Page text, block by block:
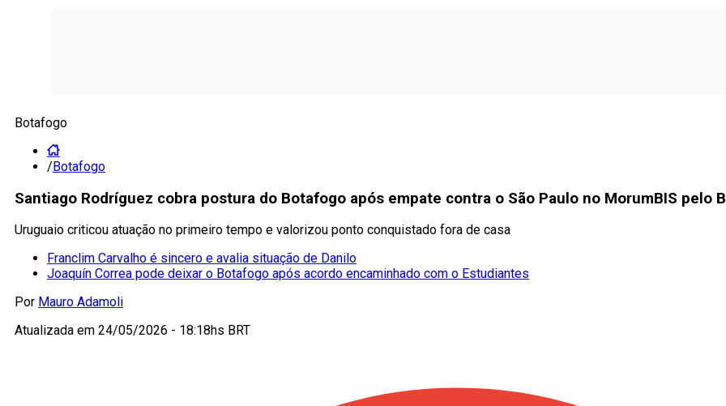
Botafogo
/Botafogo
Santiago Rodríguez cobra postura do Botafogo após empate contra o São Paulo no MorumBIS pelo
Uruguaio criticou atuação no primeiro tempo e valorizou ponto conquistado fora de casa
Franclim Carvalho é sincero e avalia situação de Danilo
Joaquín Correa pode deixar o Botafogo após acordo encaminhado com o Estudiantes
Por Mauro Adamoli
Atualizada em 24/05/2026 - 18:18hs BRT